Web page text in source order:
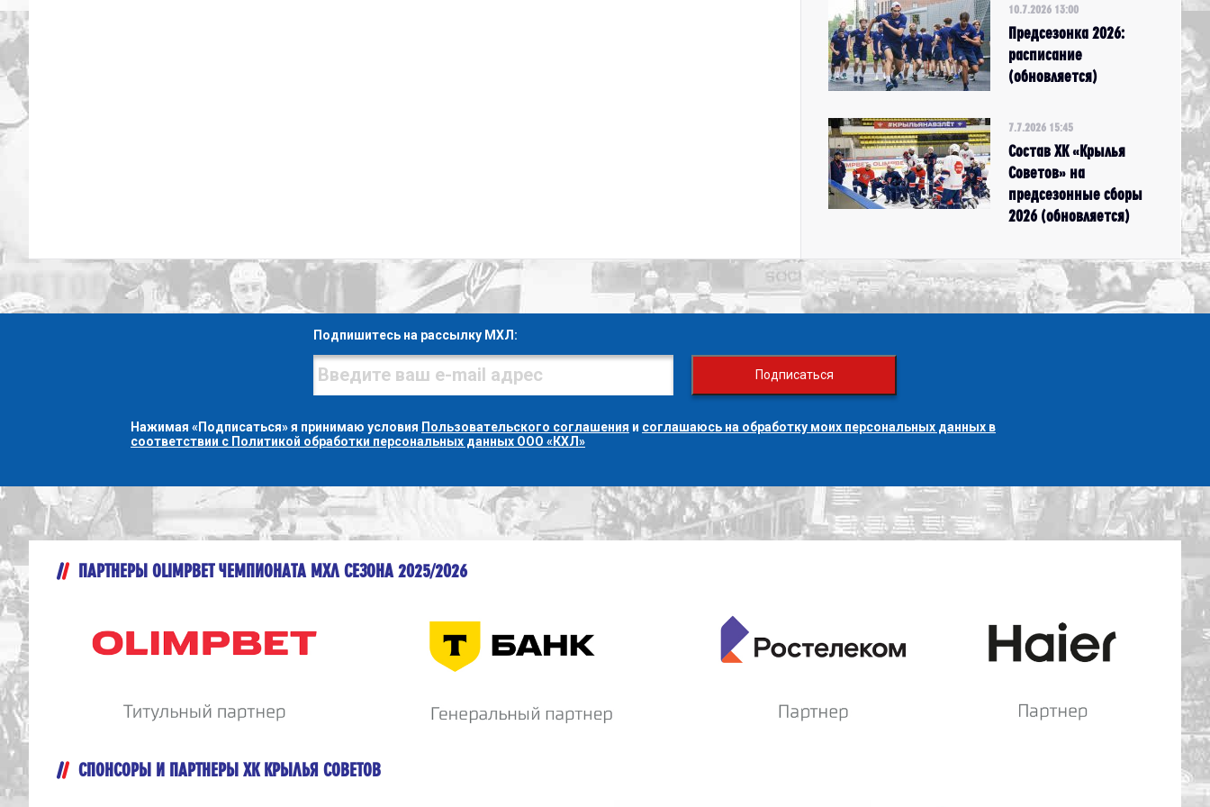
10.7.2026 13:00
Предсезонка 2026:
расписание
(обновляется)
7.7.2026 15:45
Состав ХК «Крылья
Советов» на
предсезонные сборы
2026 (обновляется)
Подпишитесь на рассылку МХЛ:
Подписаться
Нажимая «Подписаться» я принимаю условия Пользовательского соглашения и соглашаюсь на обработку моих персональных данных в
соответствии с Политикой обработки персональных данных ООО «КХЛ»
ПАРТНЕРЫ OLIMPBET ЧЕМПИОНАТА МХЛ СЕЗОНА 2025/2026
СПОНСОРЫ И ПАРТНЕРЫ ХК КРЫЛЬЯ СОВЕТОВ